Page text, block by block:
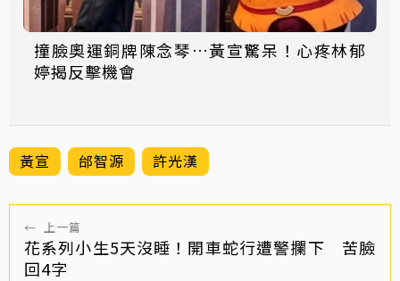
撞臉奧運銅牌陳念琴…黃宣驚呆！心疼林郁
婷揭反擊機會
黃宣 邰智源 許光漢
← 上一篇
花系列小生5天沒睡！開車蛇行遭警攔下 苦臉
回4字